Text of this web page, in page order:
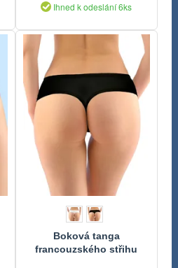
Ihned k odeslání 6ks
Boková tanga
francouzského střihu